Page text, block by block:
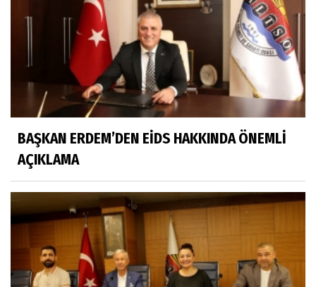
BAŞKAN ERDEM’DEN EİDS HAKKINDA ÖNEMLİ
AÇIKLAMA